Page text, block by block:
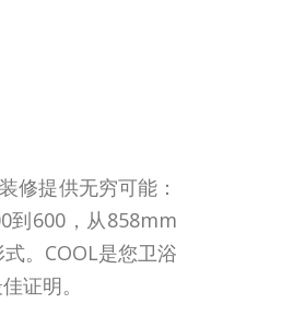
修提供无穷可能：
到600，从858mm
。COOL是您卫浴
证明。